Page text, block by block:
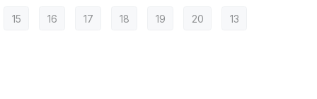
15 16 17 18 19 20 13